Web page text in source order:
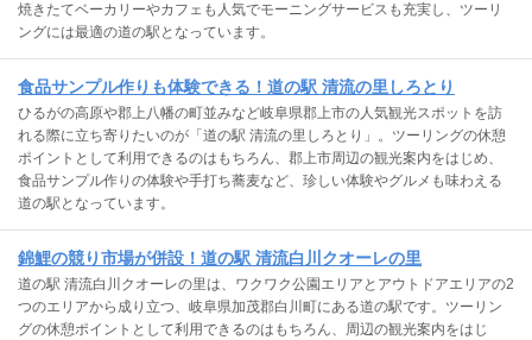
焼きたてベーカリーやカフェも人気でモーニングサービスも充実し、ツーリ
ングには最適の道の駅となっています。
食品サンプル作りも体験できる！道の駅 清流の里しろとり
ひるがの高原や郡上八幡の町並みなど岐阜県郡上市の人気観光スポットを訪
れる際に立ち寄りたいのが「道の駅 清流の里しろとり」。ツーリングの休憩
ポイントとして利用できるのはもちろん、郡上市周辺の観光案内をはじめ、
食品サンプル作りの体験や手打ち蕎麦など、珍しい体験やグルメも味わえる
道の駅となっています。
錦鯉の競り市場が併設！道の駅 清流白川クオーレの里
道の駅 清流白川クオーレの里は、ワクワク公園エリアとアウトドアエリアの2
つのエリアから成り立つ、岐阜県加茂郡白川町にある道の駅です。ツーリン
グの休憩ポイントとして利用できるのはもちろん、周辺の観光案内をはじ